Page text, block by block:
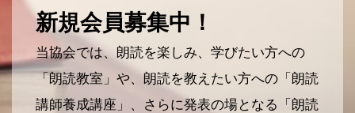
新規会員募集中！
当協会では、朗読を楽しみ、学びたい方への
「朗読教室」や、朗読を教えたい方への「朗読
講師養成講座」、さらに発表の場となる「朗読